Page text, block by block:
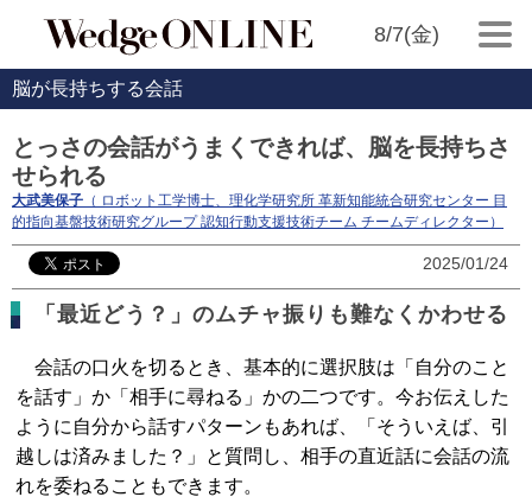
8/7(金)
脳が長持ちする会話
とっさの会話がうまくできれば、脳を長持ちさ
せられる
大武美保子 （ ロボット工学博士、理化学研究所 革新知能統合研究センター 目
的指向基盤技術研究グループ 認知行動支援技術チーム チームディレクター）
2025/01/24
「最近どう？」のムチャ振りも難なくかわせる
会話の口火を切るとき、基本的に選択肢は「自分のこと
を話す」か「相手に尋ねる」かの二つです。今お伝えした
ように自分から話すパターンもあれば、「そういえば、引
越しは済みました？」と質問し、相手の直近話に会話の流
れを委ねることもできます。